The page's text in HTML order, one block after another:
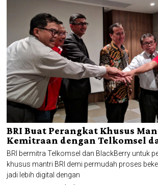
BRI Buat Perangkat Khusus
Kemitraan dengan Telkomsel
BRI bermitra Telkomsel dan BlackBerry untuk
khusus mantri BRI demi permudah proses
jadi lebih digital dengan